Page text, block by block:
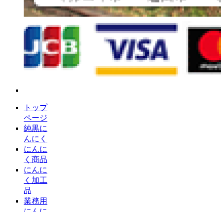
トップ
ページ
純黒に
んにく
にんに
く商品
にんに
く加工
品
業務用